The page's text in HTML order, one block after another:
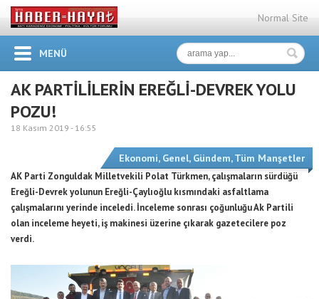
Normal Site
MENÜ
AK PARTİLİLERİN EREĞLİ-DEVREK YOLU
POZU!
18 Kasım 2019 - 16:55
Ekonomi, Genel, Gündem,Tüm Manşetler
AK Parti Zonguldak Milletvekili Polat Türkmen, çalışmaların sürdüğü
Ereğli-Devrek yolunun Ereğli-Çaylıoğlu kısmındaki asfaltlama
çalışmalarını yerinde inceledi. İnceleme sonrası çoğunluğu Ak Partili
olan inceleme heyeti, iş makinesi üzerine çıkarak gazetecilere poz
verdi.